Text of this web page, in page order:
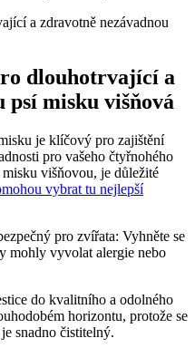
dlouhotrvající a
psí misku višňová
je klíčový pro zajištění
pro vašeho čtyřnohého
višňovou, je důležité
vybrat tu nejlepší
pro zvířata: Vyhněte se
mohly vyvolat alergie nebo
do kvalitního a odolného
horizontu, protože se
snadno čistitelný.